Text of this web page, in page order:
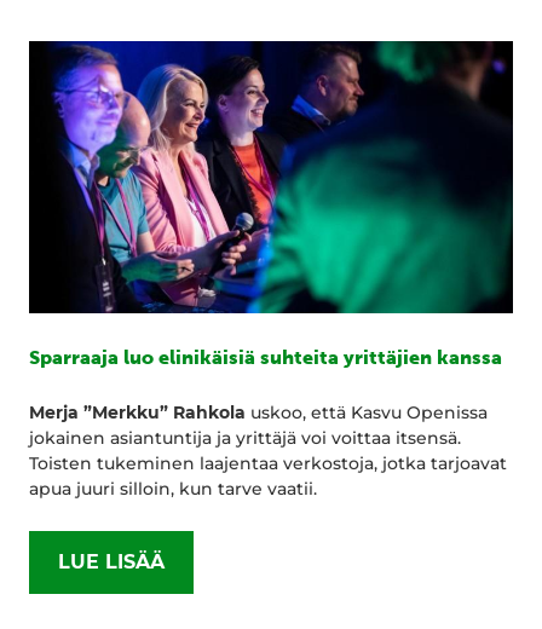
Sparraaja luo elinikäisiä suhteita yrittäjien kanssa
Merja ”Merkku” Rahkola uskoo, että Kasvu Openissa
jokainen asiantuntija ja yrittäjä voi voittaa itsensä.
Toisten tukeminen laajentaa verkostoja, jotka tarjoavat
apua juuri silloin, kun tarve vaatii.
LUE LISÄÄ